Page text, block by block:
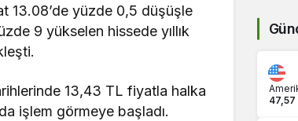
13.08’de yüzde 0,5 düşüşle
9 yükselen hissede yıllık
13,43 TL fiyatla halka
işlem görmeye başladı.
47,57